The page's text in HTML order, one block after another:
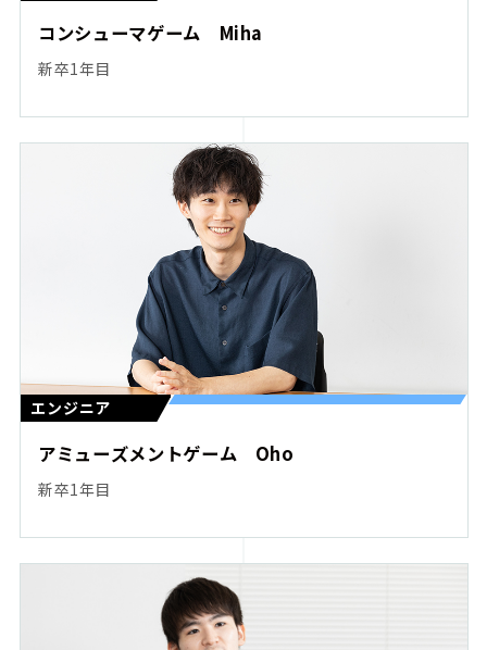
コンシューマゲーム Miha
新卒1年目
エンジニア
アミューズメントゲーム Oho
新卒1年目